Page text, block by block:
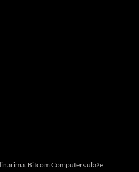
Bitcom Computers ulaže